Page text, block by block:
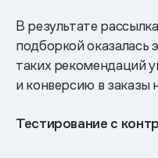
В результате
подборкой оказалась
таких рекомендаций
и конверсию в заказы
Тестирование с